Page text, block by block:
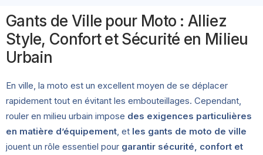
Gants de Ville pour Moto : Alliez
Style, Confort et Sécurité en Milieu
Urbain
En ville, la moto est un excellent moyen de se déplacer
rapidement tout en évitant les embouteillages. Cependant,
rouler en milieu urbain impose des exigences particulières
en matière d’équipement , et les gants de moto de ville
jouent un rôle essentiel pour garantir sécurité, confort et